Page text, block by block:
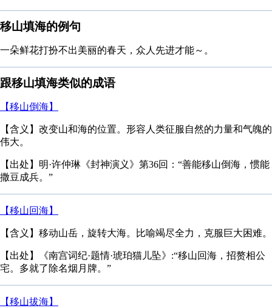
移山填海的例句
一朵鲜花打扮不出美丽的春天，众人先进才能～。
跟移山填海类似的成语
【移山倒海】
【含义】改变山和海的位置。形容人类征服自然的力量和气魄的
伟大。
【出处】明·许仲琳《封神演义》第36回：“善能移山倒海，惯能
撒豆成兵。”
【移山回海】
【含义】移动山岳，旋转大海。比喻竭尽全力，克服巨大困难。
【出处】《南宫词纪·题情·琥珀猫儿坠》:“移山回海，招赘相公
宅。多就了除名烟月牌。”
【移山拔海】